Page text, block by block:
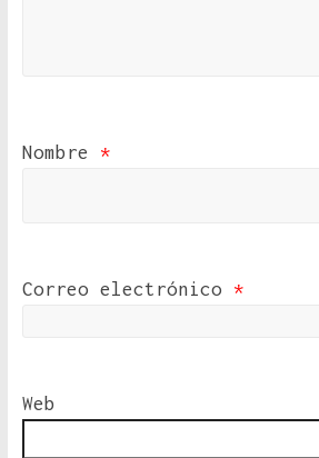
Nombre *
Correo electrónico *
Web